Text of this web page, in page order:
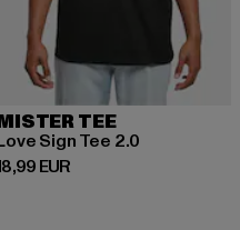
EUR
TEE
Sign Tee 2.0
EUR Preis: 18,99 EUR